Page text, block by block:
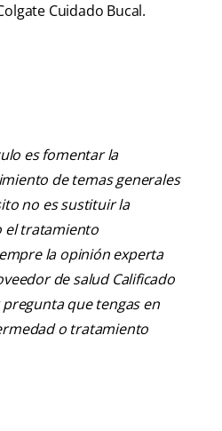
Cuidado Bucal.
es fomentar la
de temas generales
no es sustituir la
el tratamiento
la opinión experta
de salud Calificado
que tengas en
o tratamiento